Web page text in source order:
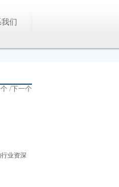
们
/下一个
业资深